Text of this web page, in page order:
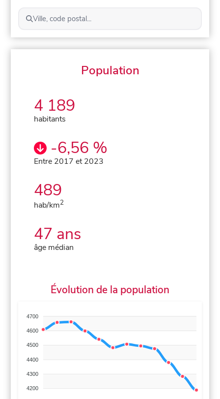
Ville, code postal...
Population
4 189
habitants
-6,56 %
Entre 2017 et 2023
489
hab/km2
47 ans
âge médian
Évolution de la population
4700
4600
4500
4400
4300
4200